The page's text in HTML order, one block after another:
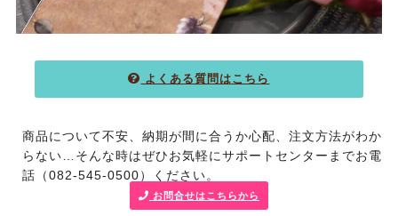
よくある質問はこちら
商品について不安、納期が間に合うか心配、注文方法がわか
らない…そんな時はぜひお気軽にサポートセンターまでお電
話（082-545-0500）ください。
お問合せはこちらから